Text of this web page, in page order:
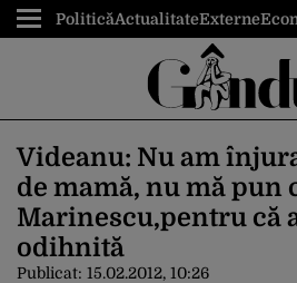
PoliticăActualitateExterne
Videanu: Nu am
de mamă, nu mă pun
Marinescu,pentru că
odihnită
Publicat: 15.02.2012, 10:26